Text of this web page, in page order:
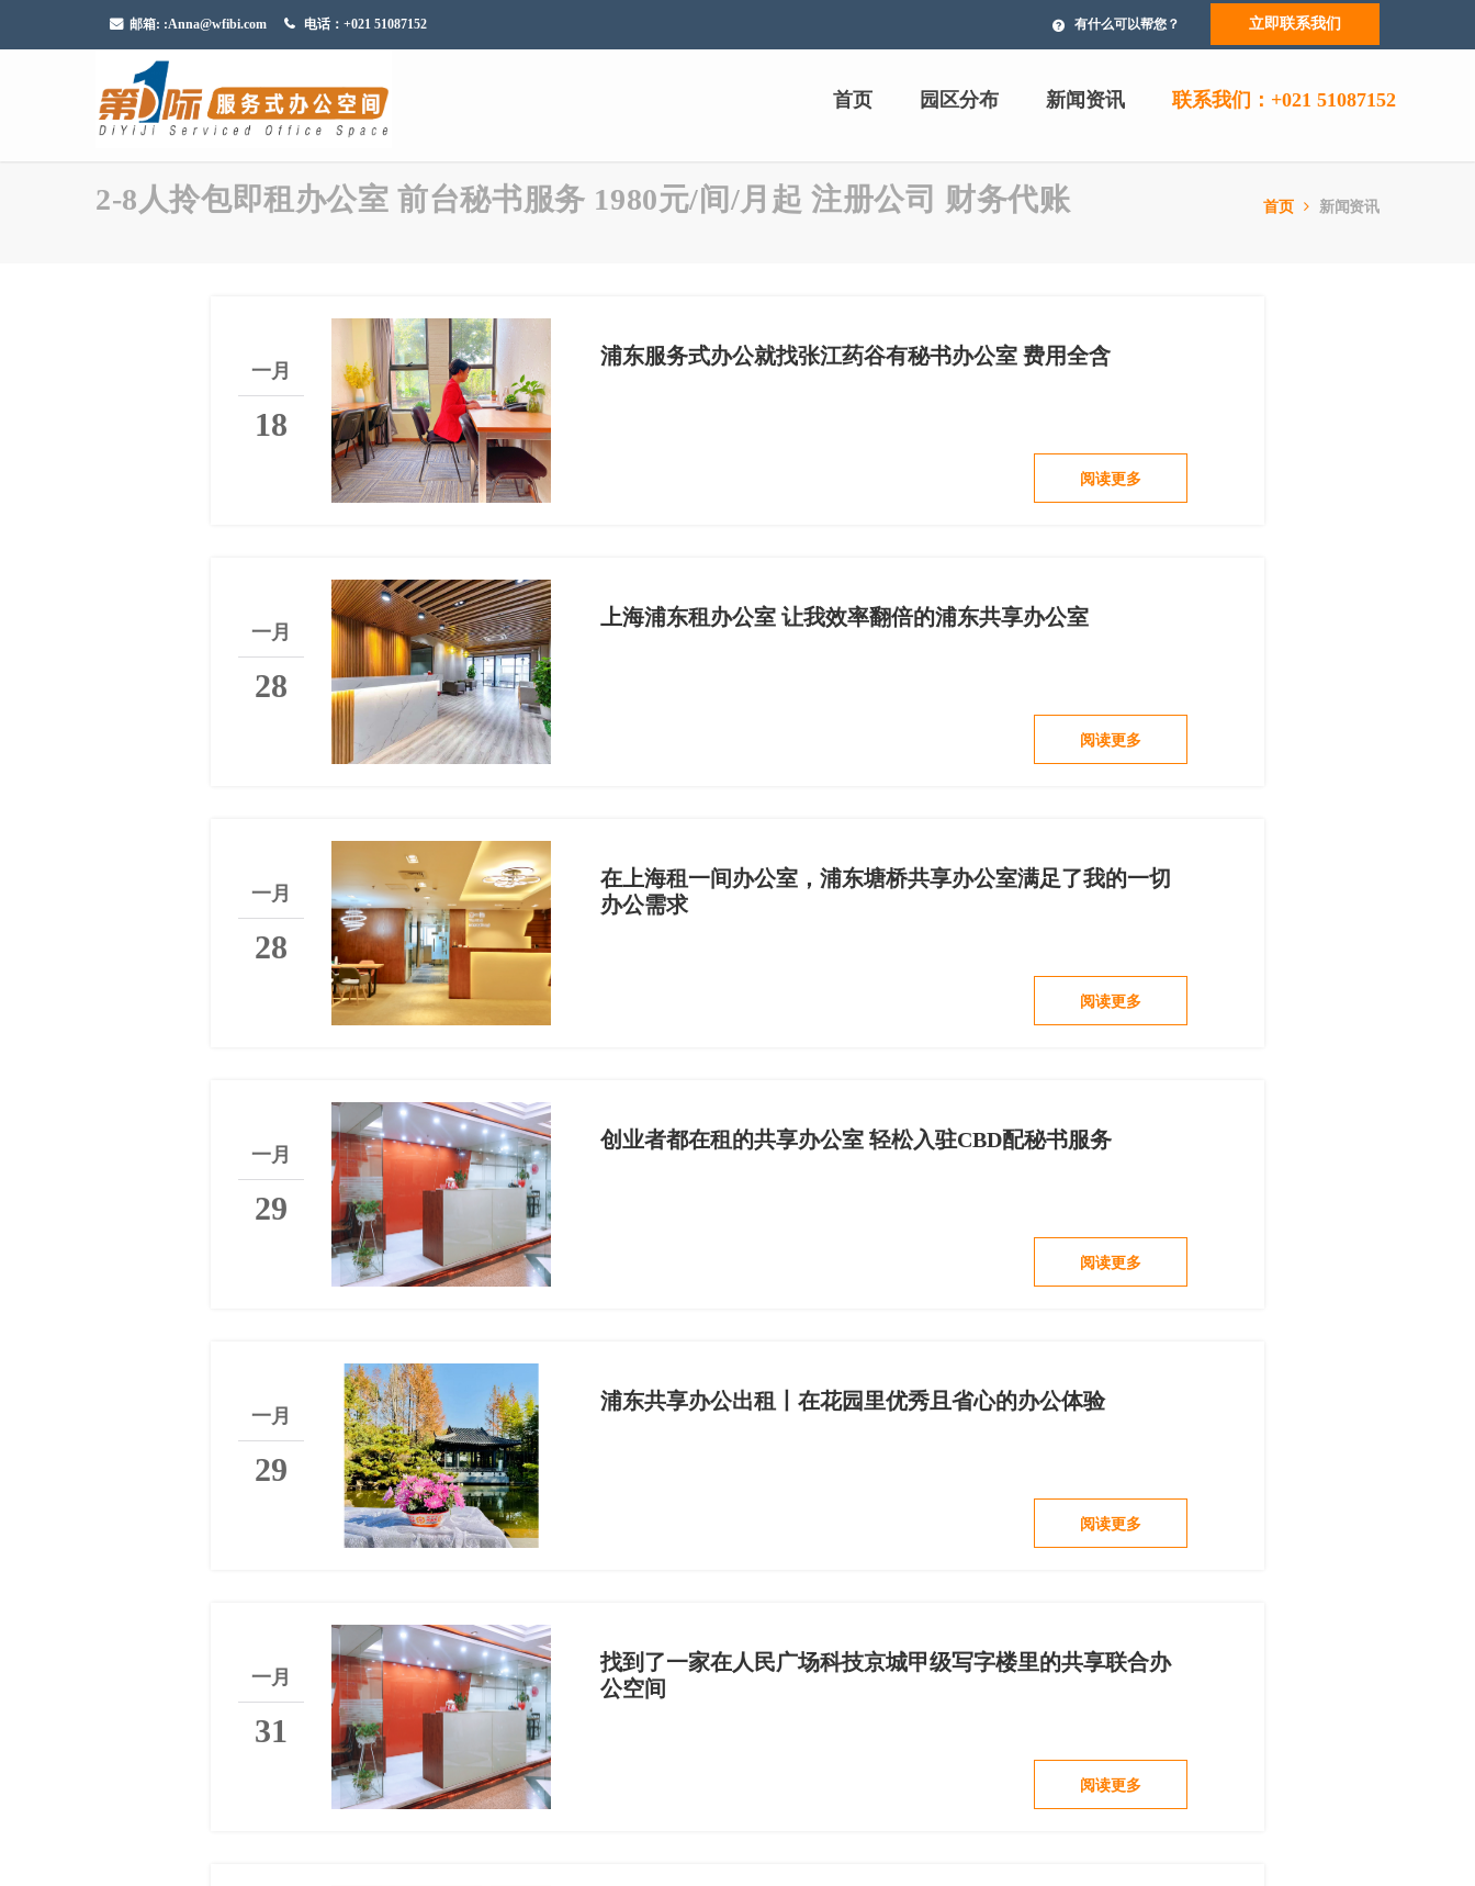
邮箱: :Anna@wfibi.com 电话：+021 51087152 有什么可以帮您？ 立即联系我们
首页 园区分布 新闻资讯 联系我们：+021 51087152
2-8人拎包即租办公室 前台秘书服务 1980元/间/月起 注册公司 财务代账 首页 新闻资讯
一月
18
浦东服务式办公就找张江药谷有秘书办公室 费用全含
阅读更多
一月
28
上海浦东租办公室 让我效率翻倍的浦东共享办公室
阅读更多
一月
28
在上海租一间办公室，浦东塘桥共享办公室满足了我的一切
办公需求
阅读更多
一月
29
创业者都在租的共享办公室 轻松入驻CBD配秘书服务
阅读更多
一月
29
浦东共享办公出租丨在花园里优秀且省心的办公体验
阅读更多
一月
31
找到了一家在人民广场科技京城甲级写字楼里的共享联合办
公空间
阅读更多